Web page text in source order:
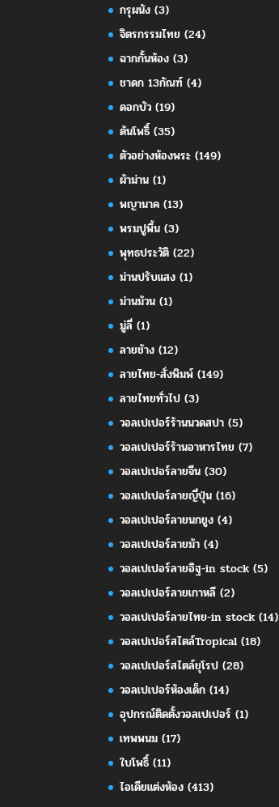
กรุผนัง (3)
จิตรกรรมไทย (24)
ฉากกั้นห้อง (3)
ชาดก 13กัณฑ์ (4)
ดอกบัว (19)
ต้นโพธิ์ (35)
ตัวอย่างห้องพระ (149)
ผ้าม่าน (1)
พญานาค (13)
พรมปูพื้น (3)
พุทธประวัติ (22)
ม่านปรับแสง (1)
ม่านม้วน (1)
มู่ลี่ (1)
ลายช้าง (12)
ลายไทย-สั่งพิมพ์ (149)
ลายไทยทั่วไป (3)
วอลเปเปอร์ร้านนวดสปา (5)
วอลเปเปอร์ร้านอาหารไทย (7)
วอลเปเปอร์ลายจีน (30)
วอลเปเปอร์ลายญี่ปุ่น (16)
วอลเปเปอร์ลายนกยูง (4)
วอลเปเปอร์ลายม้า (4)
วอลเปเปอร์ลายอิฐ-in stock (5)
วอลเปเปอร์ลายเกาหลี (2)
วอลเปเปอร์ลายไทย-in stock (14)
วอลเปเปอร์สไตล์Tropical (18)
วอลเปเปอร์สไตล์ยุโรป (28)
วอลเปเปอร์ห้องเด็ก (14)
อุปกรณ์ติดตั้งวอลเปเปอร์ (1)
เทพพนม (17)
ใบโพธิ์ (11)
ไอเดียแต่งห้อง (413)